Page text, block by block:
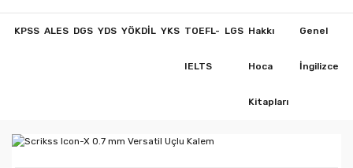
KPSS ALES DGS YDS YÖKDİL YKS TOEFL-
IELTS
LGS Hakkı
Hoca
Kitapları
Genel
İngilizce